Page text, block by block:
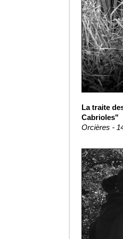
La traite
Cabrioles"
Orcières -